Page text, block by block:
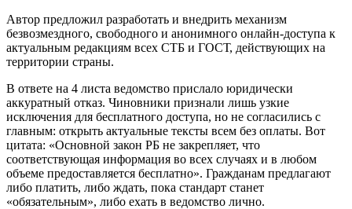
Автор предложил разработать и внедрить механизм
безвозмездного, свободного и анонимного онлайн-доступа к
актуальным редакциям всех СТБ и ГОСТ, действующих на
территории страны.
В ответе на 4 листа ведомство прислало юридически
аккуратный отказ. Чиновники признали лишь узкие
исключения для бесплатного доступа, но не согласились с
главным: открыть актуальные тексты всем без оплаты. Вот
цитата: «Основной закон РБ не закрепляет, что
соответствующая информация во всех случаях и в любом
объеме предоставляется бесплатно». Гражданам предлагают
либо платить, либо ждать, пока стандарт станет
«обязательным», либо ехать в ведомство лично.